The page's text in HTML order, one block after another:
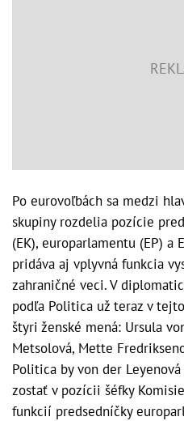
Po eurovoľbách sa medzi
skupiny rozdelia pozície
(EK), europarlamentu (EP) a
pridáva aj vplyvná funkcia
zahraničné veci. V
podľa Politica už teraz v
štyri ženské mená: Ursula
Metsolová, Mette
Politica by von der
zostať v pozícii šéfky
funkcií predsedníčky